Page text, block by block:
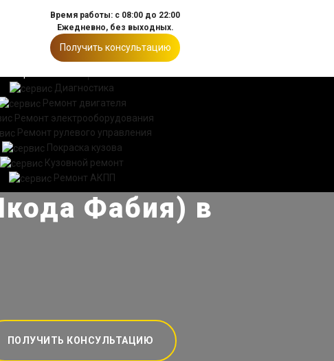
Время работы: с 08:00 до 22:00
Ежедневно, без выходных.
Получить консультацию
Диагностика
Ремонт двигателя
Ремонт электрооборудования
Ремонт рулевого управления
Покраска кузова
Кузовной ремонт
Ремонт АКПП
Фабия) в
ПОЛУЧИТЬ КОНСУЛЬТАЦИЮ